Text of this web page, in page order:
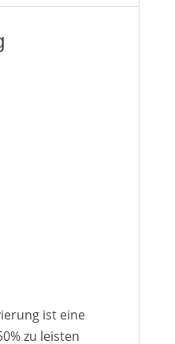
ist eine
zu leisten